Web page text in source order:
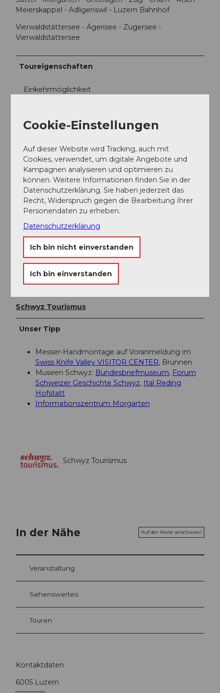
Meierskappel - Adligenswil - Luzern Bahnhof
Vierwaldstättersee - Ägerisee - Zugersee -
Vierwaldstättersee
Toureigenschaften
Einkehrmöglichkeit
Anfahrt
Fahren Sie auf der Autobahn A2/E35 Richtung Luzern
und nehmen Sie dann die Ausfahrt 26 Luzern.
Anschliessend folgenden Sie den Wegweiser
Richtigung Luzern Bahnhof.
Parken
mit 377 Parkplätze, P2 mit 76 Parkplätze und P3 mit
Öffentliche Verkehrsmittel
Schwyz Tourismus
Unser Tipp
Messer-Handmontage auf Voranmeldung im
Swiss Knife Valley VISITOR CENTER, Brunnen
Museen Schwyz: Bundesbriefmuseum, Forum
Schweizer Geschichte Schwyz, Ital Reding
Hofstatt
Informationszentrum Morgarten
Schwyz Tourismus
In der Nähe Auf der Karte anschauen
Veranstaltung
Sehenswertes
Touren
Kontaktdaten
6005 Luzern
Cookie-Einstellungen
Auf dieser Website wird Tracking, auch mit
Cookies, verwendet, um digitale Angebote und
Kampagnen analysieren und optimieren zu
können. Weitere Informationen finden Sie in der
Datenschutzerklärung. Sie haben jederzeit das
Recht, Widerspruch gegen die Bearbeitung Ihrer
Personendaten zu erheben.
Datenschutzerklärung
Ich bin nicht einverstanden
Ich bin einverstanden